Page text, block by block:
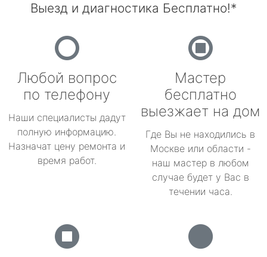
Выезд и диагностика Бесплатно!*
Любой вопрос
по телефону
Наши специалисты дадут
полную информацию.
Назначат цену ремонта и
время работ.
Мастер
бесплатно
выезжает на дом
Где Вы не находились в
Москве или области -
наш мастер в любом
случае будет у Вас в
течении часа.